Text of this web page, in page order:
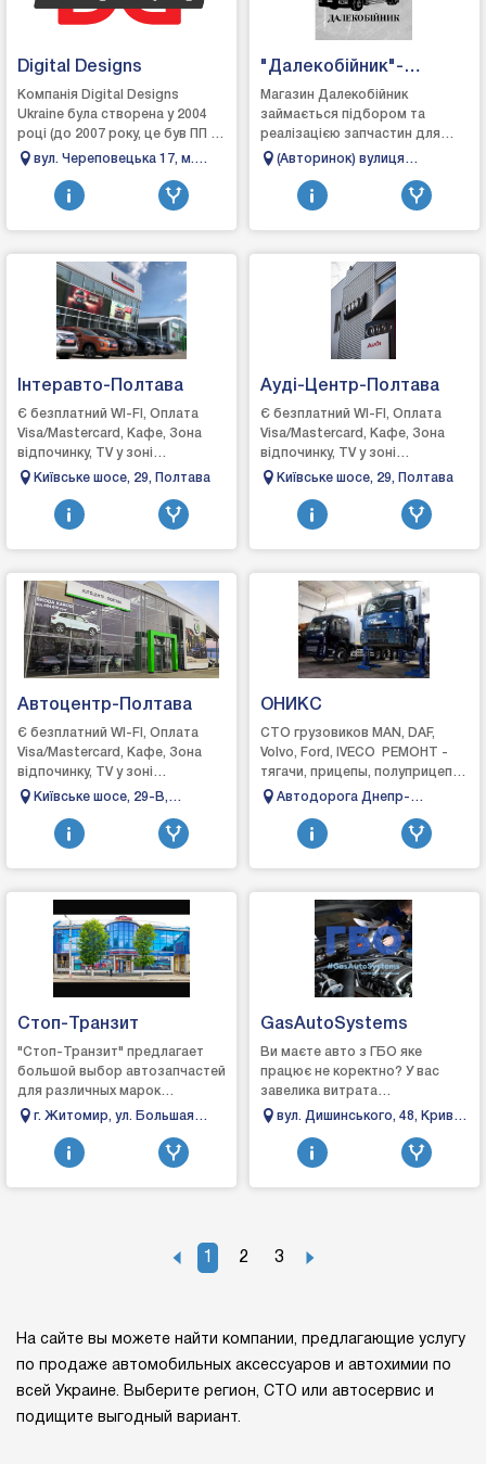
Digital Designs
Компанія Digital Designs
Ukraine була створена у 2004
році (до 2007 року, це був ПП –
роздрібна торгівля
аксесуарами для тюнінг...
вул. Череповецька 17, м.
Чернівці
"Далекобійник"-
Запчастини для
вантажних іномарок
(TIR) Магазин №183
Магазин Далекобійник
займається підбором та
реалізацією запчастин для
вантажних
є як українські компанії, так і
партнер...
(Авторинок) вулиця
Троїцька, 244, Миколаїв,
Миколаївська область, 54028
Інтеравто-Полтава
Є безплатний WI-FI, Оплата
Visa/Mastercard, Кафе, Зона
відпочинку, TV у зоні
відпочинку, кондиціонер у зоні
авто, мийк...
Київське шосе, 29, Полтава
Ауді-Центр-Полтава
Є безплатний WI-FI, Оплата
Visa/Mastercard, Кафе, Зона
відпочинку, TV у зоні
відпочинку, кондиціонер у зоні
авто, мийк...
Київське шосе, 29, Полтава
Автоцентр-Полтава
Є безплатний WI-FI, Оплата
Visa/Mastercard, Кафе, Зона
відпочинку, TV у зоні
відпочинку, кондиціонер у зоні
авто, мийк...
Київське шосе, 29-В,
Полтава
ОНИКС
СТО грузовиков MAN, DAF,
Volvo, Ford, IVECO РЕМОНТ -
тягачи, прицепы, полуприцепы,
автобусыВ услуги которых
торм...
Автодорога Днепр-
Царичанка-Кобеляки-
Решетиловка, 24км
Стоп-Транзит
"Стоп-Транзит" предлагает
большой выбор автозапчастей
для различных марок
автомобилей отечественного
Свою работу в Жито...
г. Житомир, ул. Большая
Бердичевская, 20
GasAutoSystems
Ви маєте авто з ГБО яке
працює не коректно? У вас
завелика витрата
газу? Відчутний перехід з
перехід на га...
вул. Дишинського, 48, Кривий
Ріг, Дніпропетровська
область, 50012
1 2 3
На сайте вы можете найти компании, предлагающие услугу
по продаже автомобильных аксессуаров и автохимии по
всей Украине. Выберите регион, СТО или автосервис и
подищите выгодный вариант.